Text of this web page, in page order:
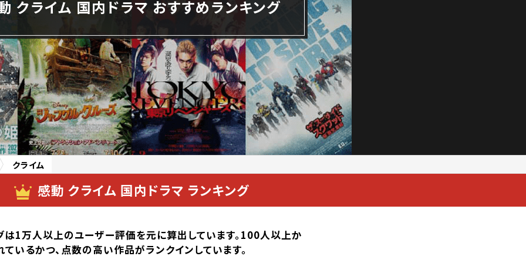
クライム 国内ドラマ おすすめランキング
クライム
感動 クライム 国内ドラマ ランキング
は1万人以上のユーザー評価を元に算出しています。100人以上か
ているかつ、点数の高い作品がランクインしています。